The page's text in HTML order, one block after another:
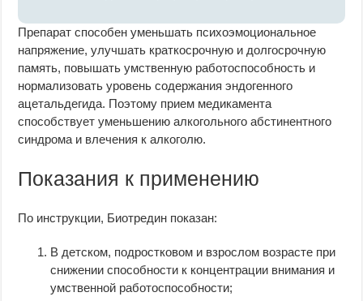
Препарат способен уменьшать психоэмоциональное
напряжение, улучшать краткосрочную и долгосрочную
память, повышать умственную работоспособность и
нормализовать уровень содержания эндогенного
ацетальдегида. Поэтому прием медикамента
способствует уменьшению алкогольного абстинентного
синдрома и влечения к алкоголю.
Показания к применению
По инструкции, Биотредин показан:
В детском, подростковом и взрослом возрасте при
снижении способности к концентрации внимания и
умственной работоспособности;